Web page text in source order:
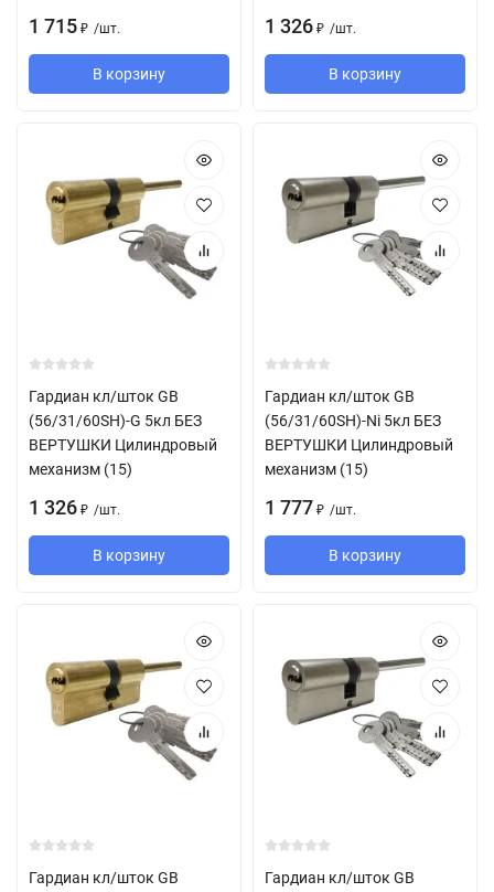
1 715 ₽ /шт.
В корзину
1 326 ₽ /шт.
В корзину
Гардиан кл/шток GB
(56/31/60SH)-G 5кл БЕЗ
ВЕРТУШКИ Цилиндровый
механизм (15)
1 326 ₽ /шт.
В корзину
Гардиан кл/шток GB
(56/31/60SH)-Ni 5кл БЕЗ
ВЕРТУШКИ Цилиндровый
механизм (15)
1 777 ₽ /шт.
В корзину
Гардиан кл/шток GB
Гардиан кл/шток GB